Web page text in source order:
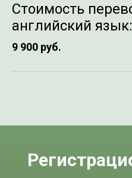
Стоимость
английский язык:
9 900 руб.